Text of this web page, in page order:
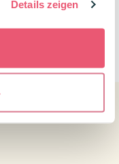
Details zeigen